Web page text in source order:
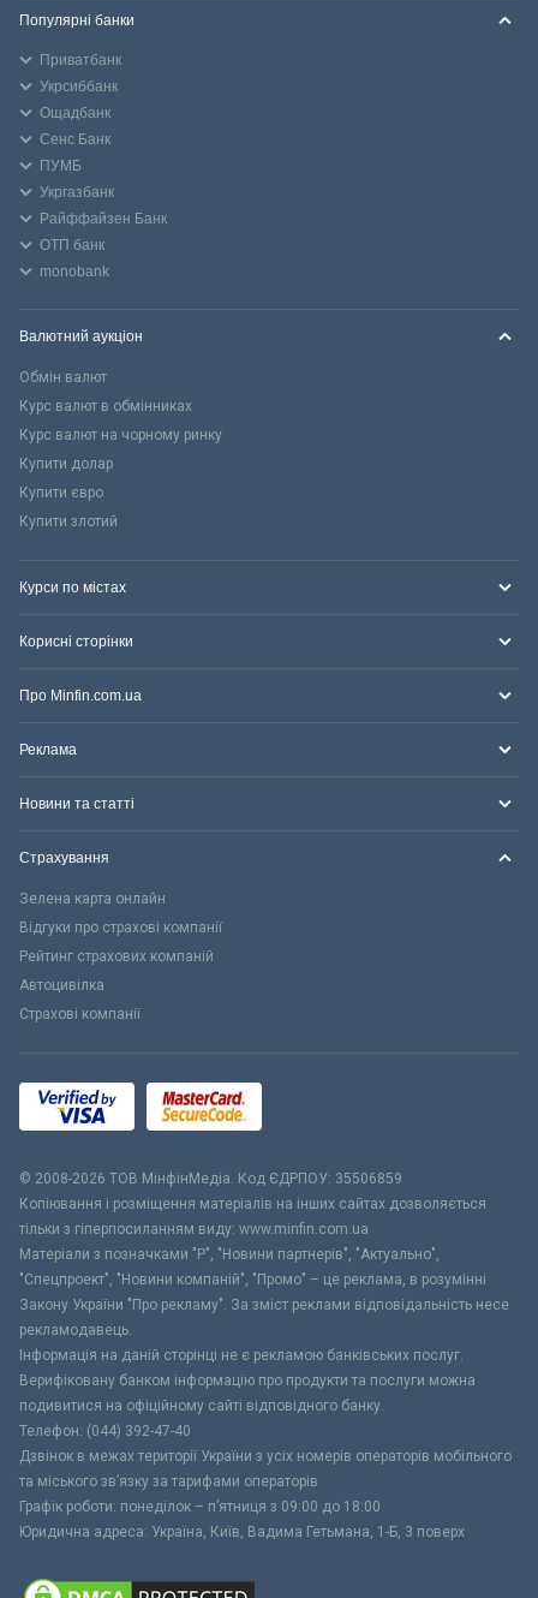
Популярні банки
Приватбанк
Укрсиббанк
Ощадбанк
Сенс Банк
ПУМБ
Укргазбанк
Райффайзен Банк
ОТП банк
monobank
Валютний аукціон
Обмін валют
Курс валют в обмінниках
Курс валют на чорному ринку
Купити долар
Купити євро
Купити злотий
Курси по містах
Корисні сторінки
Про Minfin.com.ua
Реклама
Новини та статті
Страхування
Зелена карта онлайн
Відгуки про страхові компанії
Рейтинг страхових компаній
Автоцивілка
Страхові компанії
© 2008-2026 ТОВ МiнфiнМедiа. Код ЄДРПОУ: 35506859
Копіювання і розміщення матеріалів на інших сайтах дозволяється
тільки з гіперпосиланням виду: www.minfin.com.ua
Матеріали з позначками "Р", "Новини партнерів", "Актуально",
"Спецпроект", "Новини компаній", "Промо" – це реклама, в розумінні
Закону України "Про рекламу". За зміст реклами відповідальність несе
рекламодавець.
Інформація на даній сторінці не є рекламою банківських послуг.
Верифіковану банком інформацію про продукти та послуги можна
подивитися на офіційному сайті відповідного банку.
Телефон: (044) 392-47-40
Дзвінок в межах території України з усіх номерів операторів мобільного
та міського зв’язку за тарифами операторів
Графік роботи: понеділок – п’ятниця з 09:00 до 18:00
Юридична адреса: Україна, Київ, Вадима Гетьмана, 1-Б, 3 поверх